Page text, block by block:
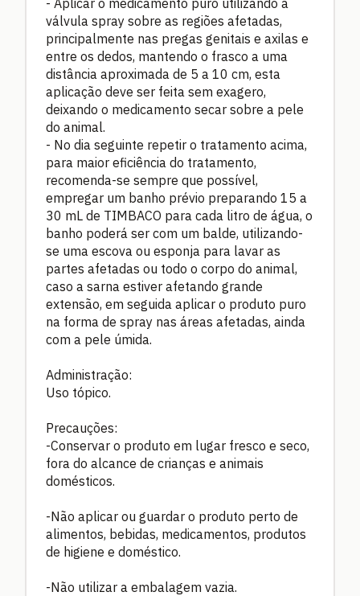
válvula spray sobre as regiões afetadas,
principalmente nas pregas genitais e axilas e
entre os dedos, mantendo o frasco a uma
distância aproximada de 5 a 10 cm, esta
aplicação deve ser feita sem exagero,
deixando o medicamento secar sobre a pele
do animal.
- No dia seguinte repetir o tratamento acima,
para maior eficiência do tratamento,
recomenda-se sempre que possível,
empregar um banho prévio preparando 15 a
30 mL de TIMBACO para cada litro de água, o
banho poderá ser com um balde, utilizando-
se uma escova ou esponja para lavar as
partes afetadas ou todo o corpo do animal,
caso a sarna estiver afetando grande
extensão, em seguida aplicar o produto puro
na forma de spray nas áreas afetadas, ainda
com a pele úmida.
Administração:
Uso tópico.
Precauções:
-Conservar o produto em lugar fresco e seco,
fora do alcance de crianças e animais
domésticos.
-Não aplicar ou guardar o produto perto de
alimentos, bebidas, medicamentos, produtos
de higiene e doméstico.
-Não utilizar a embalagem vazia.